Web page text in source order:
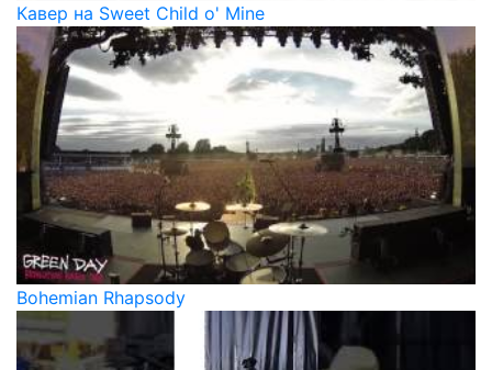
Кавер на Sweet Child o' Mine
Bohemian Rhapsody